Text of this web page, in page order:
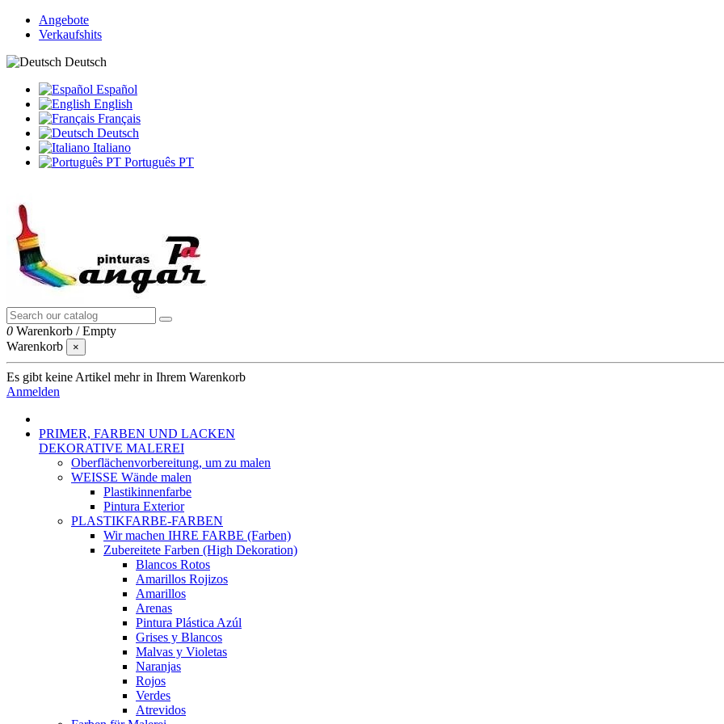
Angebote
Verkaufshits
Deutsch
Español
English
Français
Deutsch
Italiano
Português PT
0 Warenkorb /Empty
Warenkorb
×
Es gibt keine Artikel mehr in Ihrem Warenkorb
Anmelden
PRIMER, FARBEN UND LACKEN
DEKORATIVE MALEREI
Oberflächenvorbereitung, um zu malen
WEISSE Wände malen
Plastikinnenfarbe
Pintura Exterior
PLASTIKFARBE-FARBEN
Wir machen IHRE FARBE (Farben)
Zubereitete Farben (High Dekoration)
Blancos Rotos
Amarillos Rojizos
Amarillos
Arenas
Pintura Plástica Azúl
Grises y Blancos
Malvas y Violetas
Naranjas
Rojos
Verdes
Atrevidos